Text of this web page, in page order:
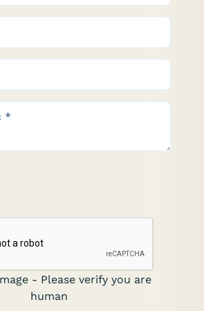
- Please verify you are
human